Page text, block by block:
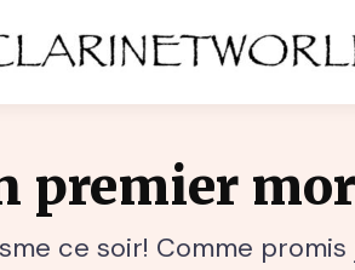
premier
ce soir! Comme